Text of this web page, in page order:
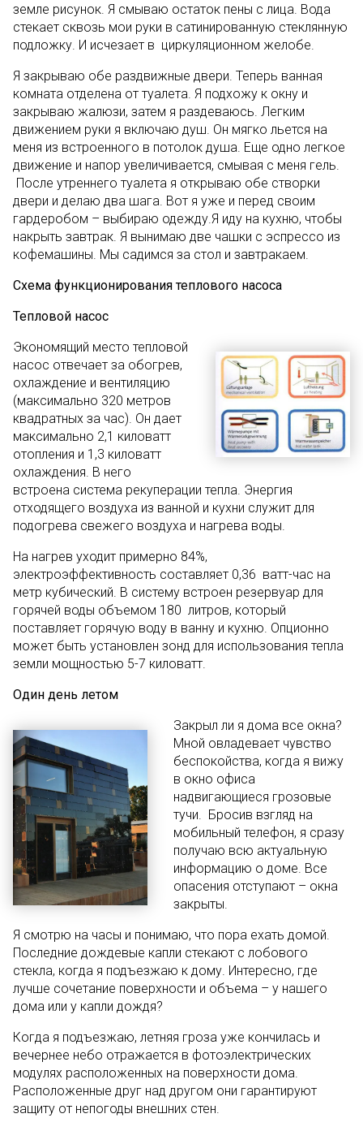
земле рисунок. Я смываю остаток пены с лица. Вода
стекает сквозь мои руки в сатинированную стеклянную
подложку. И исчезает в циркуляционном желобе.
Я закрываю обе раздвижные двери. Теперь ванная
комната отделена от туалета. Я подхожу к окну и
закрываю жалюзи, затем я раздеваюсь. Легким
движением руки я включаю душ. Он мягко льется на
меня из встроенного в потолок душа. Еще одно легкое
движение и напор увеличивается, смывая с меня гель.
После утреннего туалета я открываю обе створки
двери и делаю два шага. Вот я уже и перед своим
гардеробом – выбираю одежду.Я иду на кухню, чтобы
накрыть завтрак. Я вынимаю две чашки с эспрессо из
кофемашины. Мы садимся за стол и завтракаем.
Схема функционирования теплового насоса
Тепловой насос
Экономящий место тепловой
насос отвечает за обогрев,
охлаждение и вентиляцию
(максимально 320 метров
квадратных за час). Он дает
максимально 2,1 киловатт
отопления и 1,3 киловатт
охлаждения. В него
встроена система рекуперации тепла. Энергия
отходящего воздуха из ванной и кухни служит для
подогрева свежего воздуха и нагрева воды.
На нагрев уходит примерно 84%,
электроэффективность составляет 0,36 ватт-час на
метр кубический. В систему встроен резервуар для
горячей воды объемом 180 литров, который
поставляет горячую воду в ванну и кухню. Опционно
может быть установлен зонд для использования тепла
земли мощностью 5-7 киловатт.
Один день летом
Закрыл ли я дома все окна?
Мной овладевает чувство
беспокойства, когда я вижу
в окно офиса
надвигающиеся грозовые
тучи. Бросив взгляд на
мобильный телефон, я сразу
получаю всю актуальную
информацию о доме. Все
опасения отступают – окна
закрыты.
Я смотрю на часы и понимаю, что пора ехать домой.
Последние дождевые капли стекают с лобового
стекла, когда я подъезжаю к дому. Интересно, где
лучше сочетание поверхности и объема – у нашего
дома или у капли дождя?
Когда я подъезжаю, летняя гроза уже кончилась и
вечернее небо отражается в фотоэлектрических
модулях расположенных на поверхности дома.
Расположенные друг над другом они гарантируют
защиту от непогоды внешних стен.